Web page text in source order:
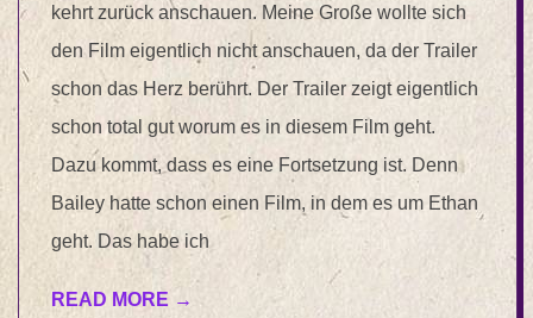
kehrt zurück anschauen. Meine Große wollte sich
den Film eigentlich nicht anschauen, da der Trailer
schon das Herz berührt. Der Trailer zeigt eigentlich
schon total gut worum es in diesem Film geht.
Dazu kommt, dass es eine Fortsetzung ist. Denn
Bailey hatte schon einen Film, in dem es um Ethan
geht. Das habe ich
READ MORE →